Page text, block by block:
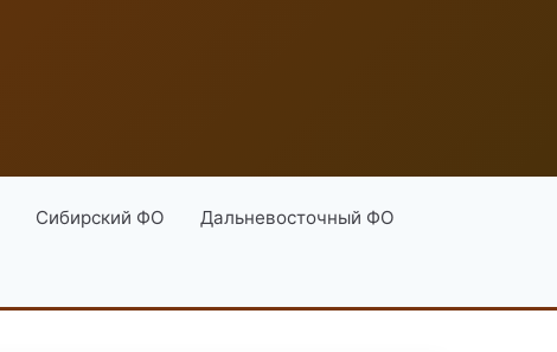
Сибирский ФО Дальневосточный ФО